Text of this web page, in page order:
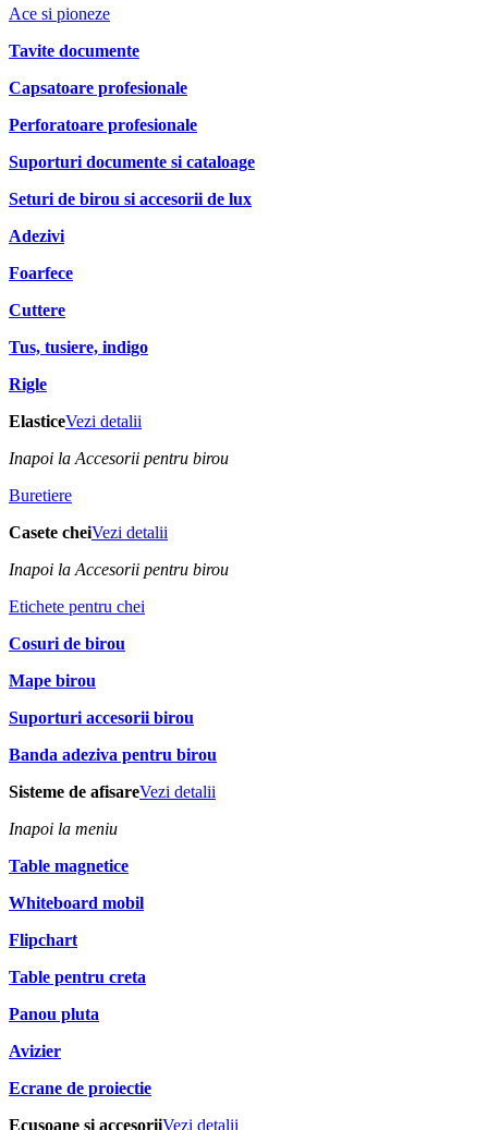
Ace si pioneze
Tavite documente
Capsatoare profesionale
Perforatoare profesionale
Suporturi documente si cataloage
Seturi de birou si accesorii de lux
Adezivi
Foarfece
Cuttere
Tus, tusiere, indigo
Rigle
ElasticeVezi detalii
Inapoi la Accesorii pentru birou
Buretiere
Casete cheiVezi detalii
Inapoi la Accesorii pentru birou
Etichete pentru chei
Cosuri de birou
Mape birou
Suporturi accesorii birou
Banda adeziva pentru birou
Sisteme de afisareVezi detalii
Inapoi la meniu
Table magnetice
Whiteboard mobil
Flipchart
Table pentru creta
Panou pluta
Avizier
Ecrane de proiectie
Ecusoane si accesoriiVezi detalii